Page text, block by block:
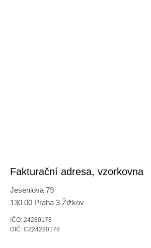
Fakturační adresa, vzorkovna
Jeseniova 79
130 00 Praha 3 Žižkov
IČO: 24280178
DIČ: CZ24280178